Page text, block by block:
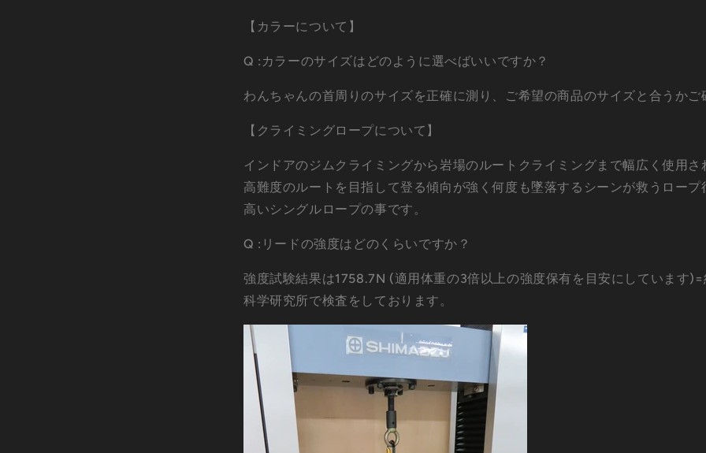
【カラーについて】
Q :カラーのサイズはどのように選べばいいですか？
わんちゃんの首周りのサイズを正確に測り、ご希望の商品のサイズと合うかご
【クライミングロープについて】
インドアのジムクライミングから岩場のルートクライミングまで幅広く使用
高難度のルートを目指して登る傾向が強く何度も墜落するシーンが救うロー
高いシングルロープの事です。
Q :リードの強度はどのくらいですか？
強度試験結果は1758.7N (適用体重の3倍以上の強度保有を目安にしています
科学研究所で検査をしております。